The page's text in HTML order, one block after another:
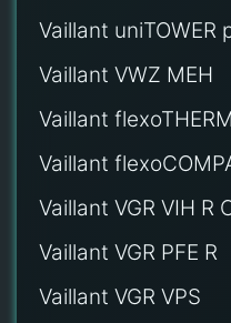
Vaillant uniTOWER
Vaillant VWZ MEH
Vaillant
Vaillant
Vaillant VGR VIH R
Vaillant VGR PFE R
Vaillant VGR VPS